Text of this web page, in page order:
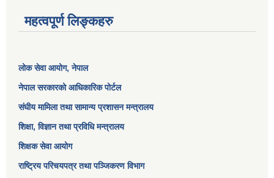
महत्वपूर्ण लिङ्कहरु
लोक सेवा आयोग, नेपाल
नेपाल सरकारको आधिकारिक पोर्टल
संघीय मामिला तथा सामान्य प्रशासन मन्त्रालय
शिक्षा, विज्ञान तथा प्रविधि मन्त्रालय
शिक्षक सेवा आयोग
राष्ट्रिय परिचयपत्र तथा पञ्जिकरण विभाग